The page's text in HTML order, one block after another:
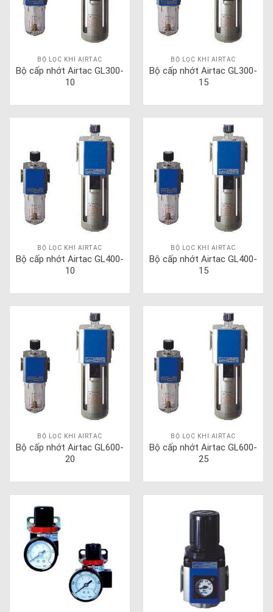
BỘ LỌC KHÍ AIRTAC
Bộ cấp nhớt Airtac GL300-
10
BỘ LỌC KHÍ AIRTAC
Bộ cấp nhớt Airtac GL300-
15
BỘ LỌC KHÍ AIRTAC
Bộ cấp nhớt Airtac GL400-
10
BỘ LỌC KHÍ AIRTAC
Bộ cấp nhớt Airtac GL400-
15
BỘ LỌC KHÍ AIRTAC
Bộ cấp nhớt Airtac GL600-
20
BỘ LỌC KHÍ AIRTAC
Bộ cấp nhớt Airtac GL600-
25